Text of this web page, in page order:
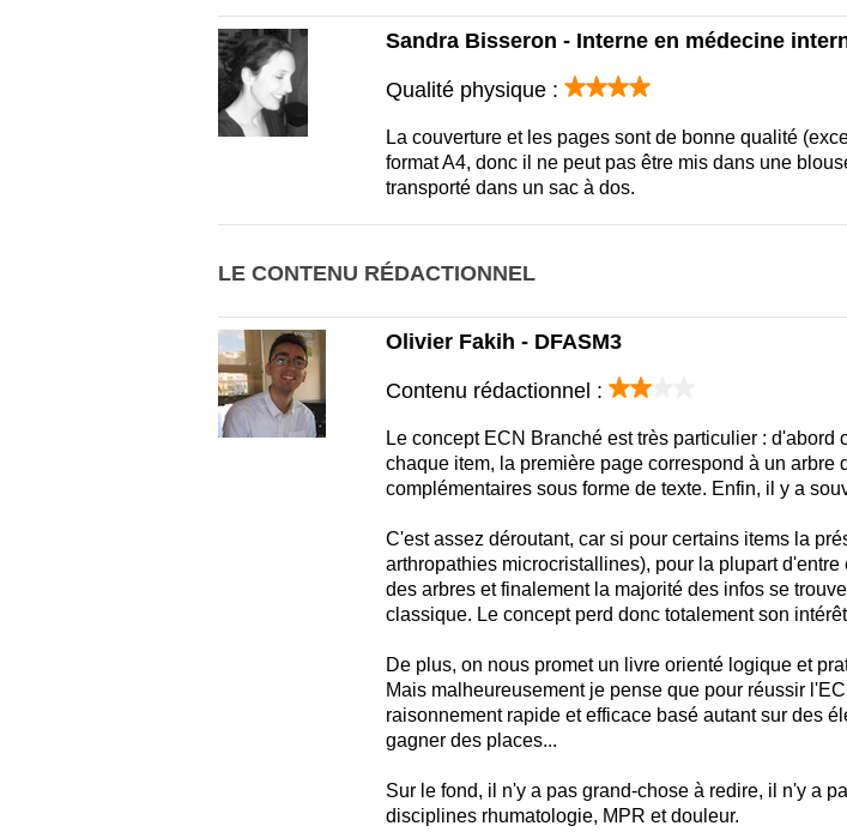
Sandra Bisseron - Interne en médecine
Qualité physique :
La couverture et les pages sont de bonne qualité
format A4, donc il ne peut pas être mis dans une
transporté dans un sac à dos.
LE CONTENU RÉDACTIONNEL
Olivier Fakih - DFASM3
Contenu rédactionnel :
Le concept ECN Branché est très particulier :
chaque item, la première page correspond à un
complémentaires sous forme de texte. Enfin, il y a
C'est assez déroutant, car si pour certains items la
arthropathies microcristallines), pour la plupart
des arbres et finalement la majorité des infos se
classique. Le concept perd donc totalement son
De plus, on nous promet un livre orienté logique et
Mais malheureusement je pense que pour réussir
raisonnement rapide et efficace basé autant sur des
gagner des places...
Sur le fond, il n'y a pas grand-chose à redire, il n'y a
disciplines rhumatologie, MPR et douleur.